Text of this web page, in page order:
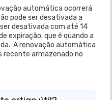
automática ocorrerá
pode ser desativada a
desativada com até 14
expiração, que é quando a
A renovação automática
recente armazenado no